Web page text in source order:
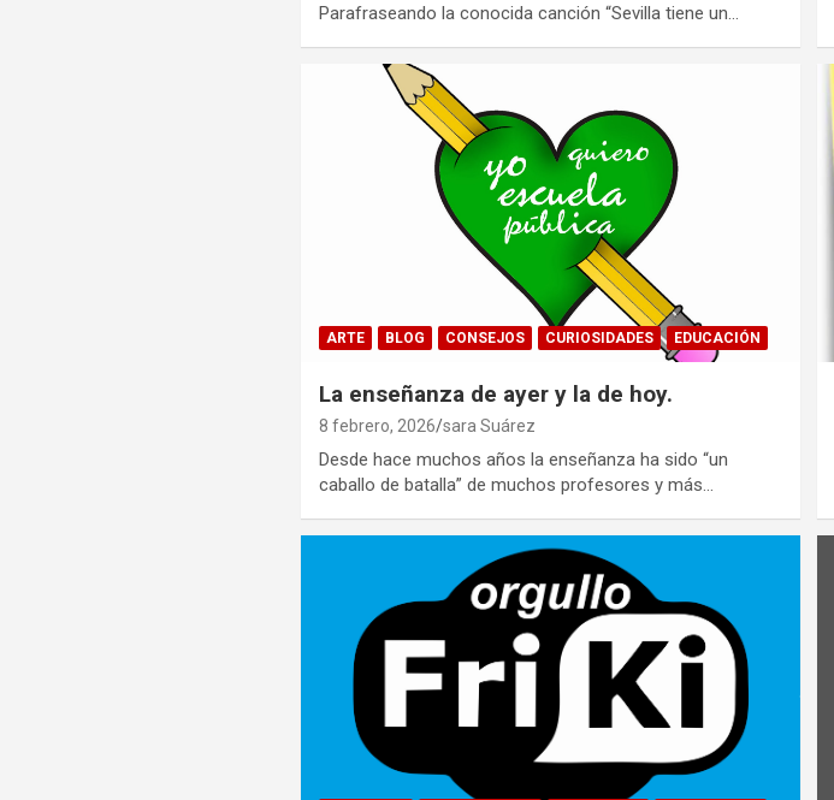
Parafraseando la conocida canción “Sevilla tiene un…
ARTE BLOG CONSEJOS CURIOSIDADES EDUCACIÓN
La enseñanza de ayer y la de hoy.
8 febrero, 2026 sara Suárez
Desde hace muchos años la enseñanza ha sido “un
caballo de batalla” de muchos profesores y más…